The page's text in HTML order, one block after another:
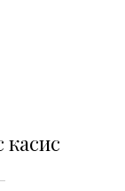
касис